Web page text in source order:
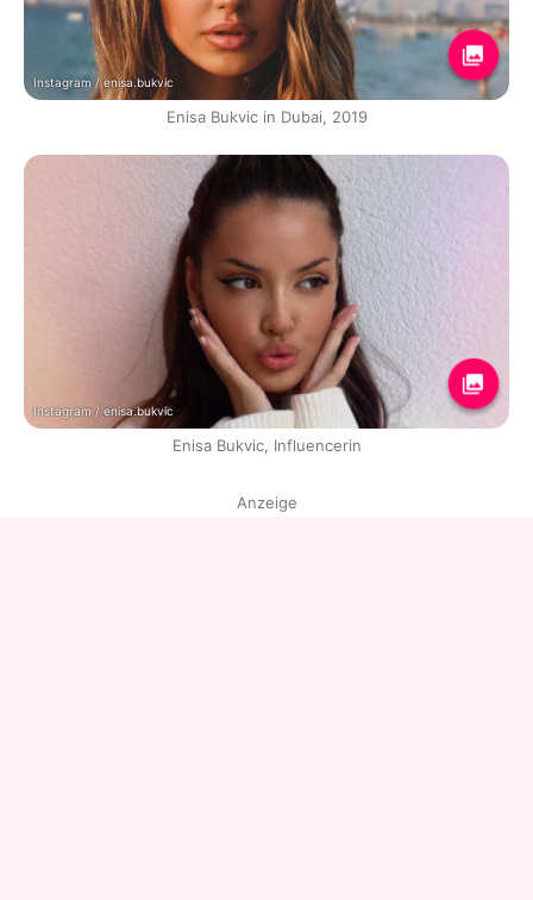
Instagram / enisa.bukvic
Enisa Bukvic in Dubai, 2019
Instagram / enisa.bukvic
Enisa Bukvic, Influencerin
Anzeige